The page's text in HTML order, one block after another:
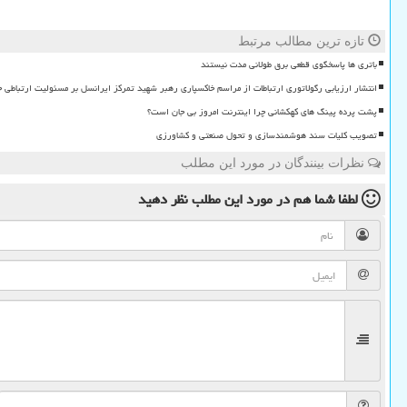
تازه ترین مطالب مرتبط
باتری ها پاسخگوی قطعی برق طولانی مدت نیستند
انتشار ارزیابی رگولاتوری ارتباطات از مراسم خاکسپاری رهبر شهید تمرکز ایرانسل بر مسئولیت
پشت پرده پینگ های کهکشانی چرا اینترنت امروز بی جان است؟
تصویب کلیات سند هوشمندسازی و تحول صنعتی و کشاورزی
نظرات بینندگان در مورد این مطلب
لطفا شما همدر مورد این مطلبنظر دهید